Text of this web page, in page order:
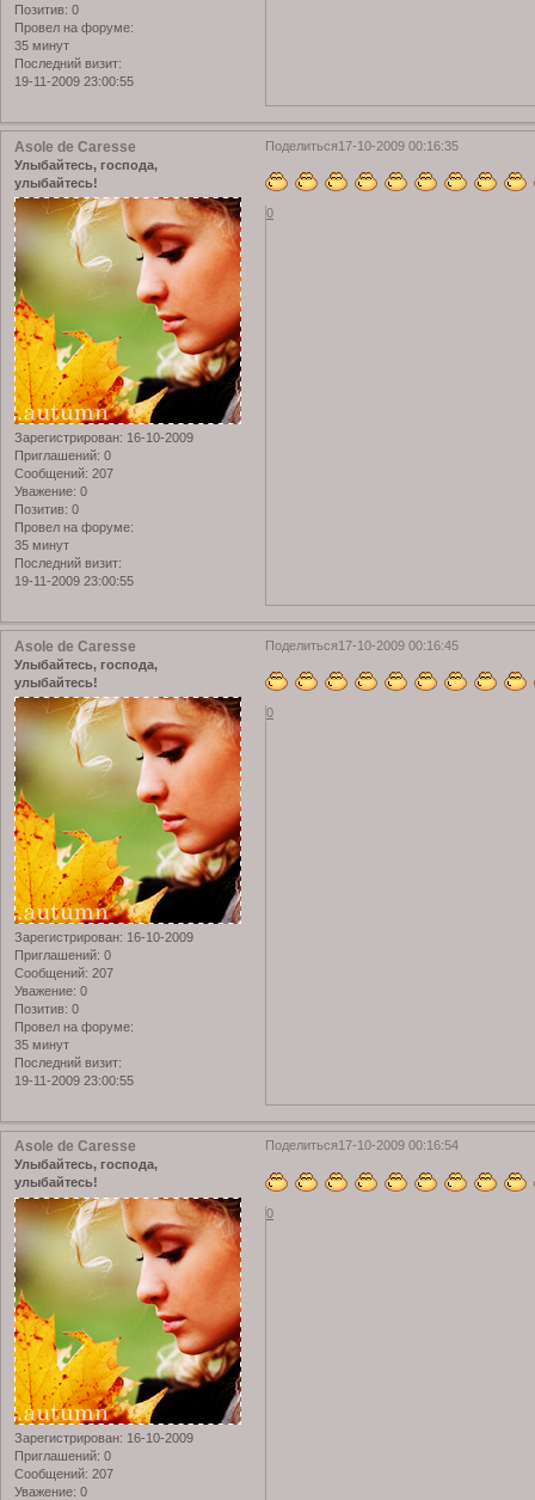
Позитив: 0
Провел на форуме:
35 минут
Последний визит:
19-11-2009 23:00:55
Поделиться17-10-2009 00:16:35
Asole de Caresse
Улыбайтесь, господа,
улыбайтесь!
Зарегистрирован: 16-10-2009
Приглашений: 0
Сообщений: 207
Уважение: 0
Позитив: 0
Провел на форуме:
35 минут
Последний визит:
19-11-2009 23:00:55
0
Поделиться17-10-2009 00:16:45
Asole de Caresse
Улыбайтесь, господа,
улыбайтесь!
Зарегистрирован: 16-10-2009
Приглашений: 0
Сообщений: 207
Уважение: 0
Позитив: 0
Провел на форуме:
35 минут
Последний визит:
19-11-2009 23:00:55
0
Поделиться17-10-2009 00:16:54
Asole de Caresse
Улыбайтесь, господа,
улыбайтесь!
Зарегистрирован: 16-10-2009
Приглашений: 0
Сообщений: 207
Уважение: 0
0